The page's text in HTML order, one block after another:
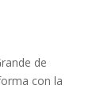
de
con la